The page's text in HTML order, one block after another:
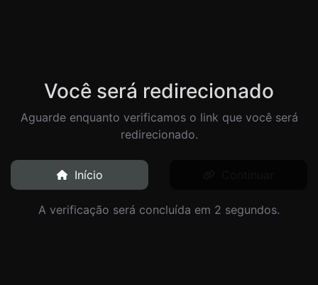
Você será redirecionado
Aguarde enquanto verificamos o link que você será
redirecionado.
Início
A verificação será concluída em 2 segundos.